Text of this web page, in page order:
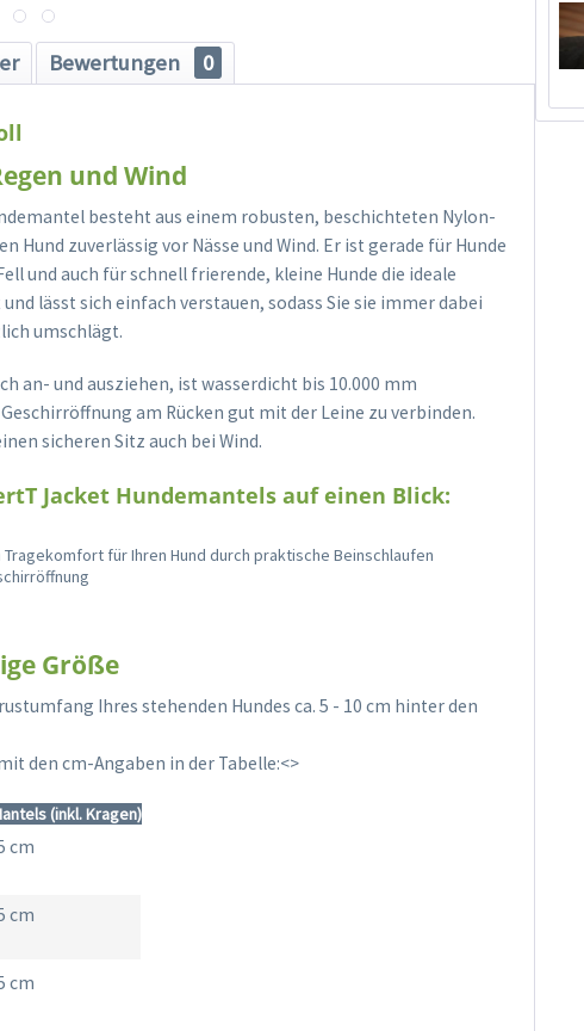
Bewertungen 0
und Wind
besteht aus einem robusten, beschichteten Nylon-
Hund zuverlässig vor Nässe und Wind. Er ist gerade für Hunde
und auch für schnell frierende, kleine Hunde die ideale
lässt sich einfach verstauen, sodass Sie sie immer dabei
umschlägt.
an- und ausziehen, ist wasserdicht bis 10.000 mm
am Rücken gut mit der Leine zu verbinden.
sicheren Sitz auch bei Wind.
Jacket Hundemantels auf einen Blick:
für Ihren Hund durch praktische Beinschlaufen
Größe
Ihres stehenden Hundes ca. 5 - 10 cm hinter den
den cm-Angaben in der Tabelle:<>
(inkl. Kragen)
cm
cm
cm